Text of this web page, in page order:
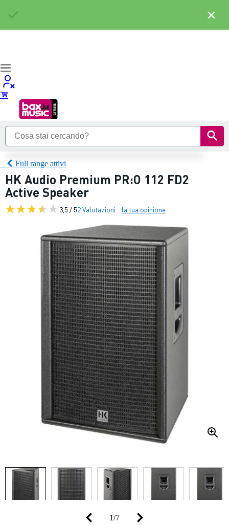
Full range attivi
HK Audio Premium PR:O 112 FD2
Active Speaker
3,5 / 52 Valutazioni la tua opinione
1/7
×